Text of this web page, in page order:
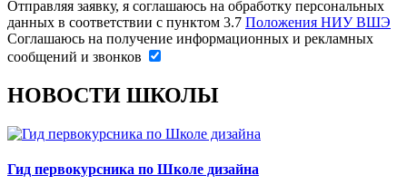
Отправляя заявку, я соглашаюсь на обработку персональных
данных в соответствии с пунктом 3.7 Положения НИУ ВШЭ
Соглашаюсь на получение информационных и рекламных
сообщений и звонков
НОВОСТИ ШКОЛЫ
Гид первокурсника по Школе дизайна